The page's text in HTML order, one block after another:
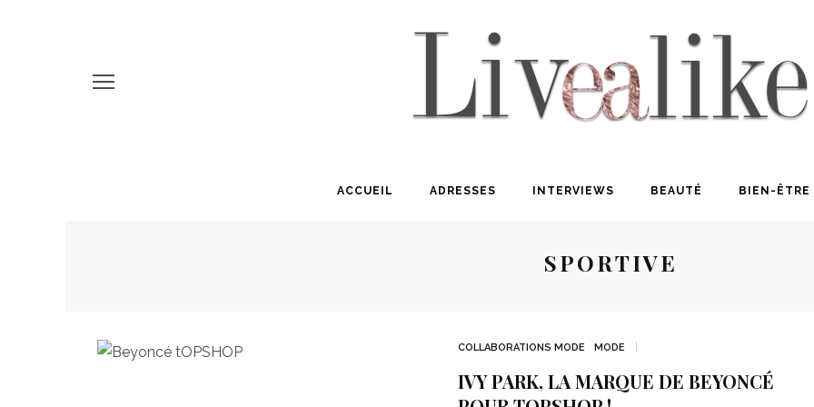
ACCUEIL ADRESSES INTERVIEWS BEAUTÉ BIEN-ÊTRE
SPORTIVE
COLLABORATIONS MODE MODE
IVY PARK, LA MARQUE DE BEYONCÉ